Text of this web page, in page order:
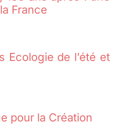
France
Ecologie de l’été et
pour la Création